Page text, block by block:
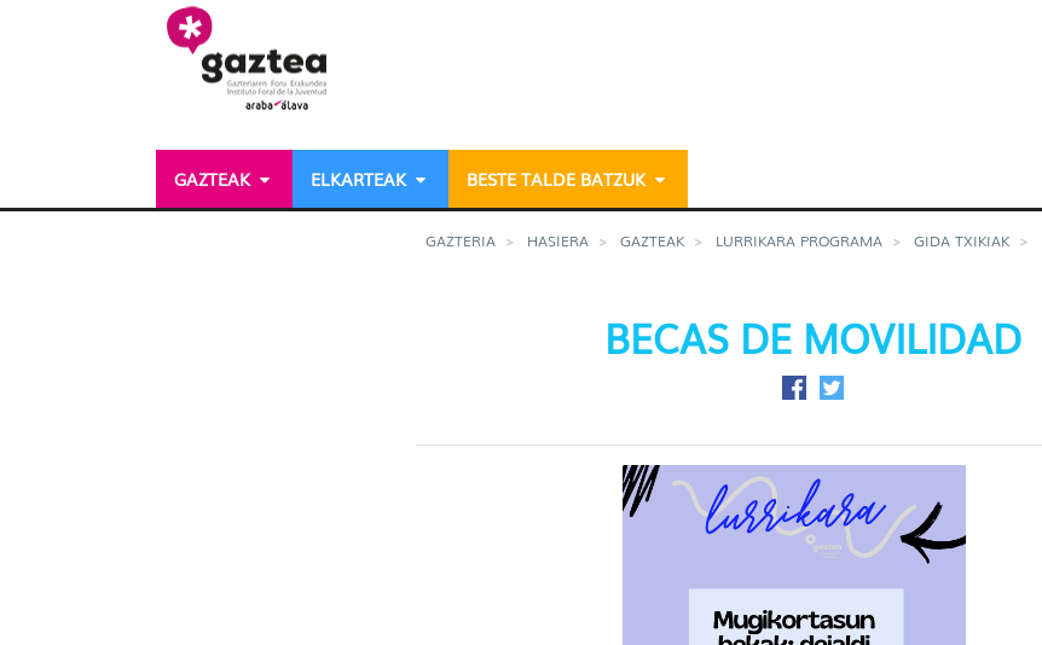
Eduki nagusira joan
GAZTEAK ELKARTEAK BESTE TALDE BATZUK
Becas de movilidad - gazteria
GAZTERIA HASIERA GAZTEAK LURRIKARA PROGRAMA GIDA TXIKIAK
BECAS DE MOVILIDAD
Facebook-en partekatu
Twitter-en partekatu